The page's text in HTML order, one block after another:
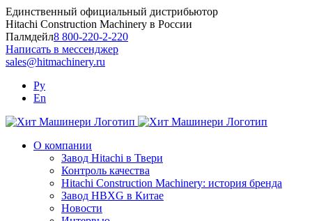
Skip
to
content
Единственный официальный дистрибьютор
Hitachi Construction Machinery в России
Палмдейл8 800-220-2-220
Написать в мессенджер
sales@hitmachinery.ru
Ру
En
О компании
Завод Hitachi в Твери
Контроль качества
Hitachi Construction Machinery: история бренда
Завод HBXG в Китае
Новости